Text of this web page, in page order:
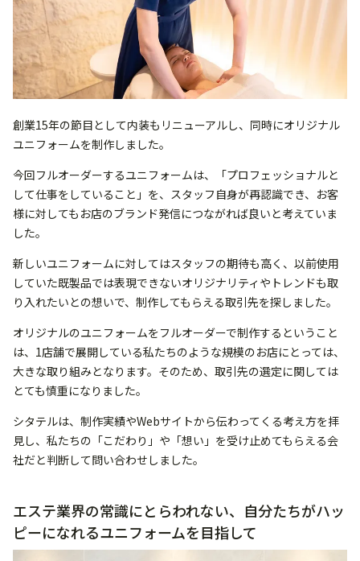
創業15年の節目として内装もリニューアルし、同時にオリジナル
ユニフォームを制作しました。
今回フルオーダーするユニフォームは、「プロフェッショナルと
して仕事をしていること」を、スタッフ自身が再認識でき、お客
様に対してもお店のブランド発信につながれば良いと考えていま
した。
新しいユニフォームに対してはスタッフの期待も高く、以前使用
していた既製品では表現できないオリジナリティやトレンドも取
り入れたいとの想いで、制作してもらえる取引先を探しました。
オリジナルのユニフォームをフルオーダーで制作するということ
は、1店舗で展開している私たちのような規模のお店にとっては、
大きな取り組みとなります。そのため、取引先の選定に関しては
とても慎重になりました。
シタテルは、制作実績やWebサイトから伝わってくる考え方を拝
見し、私たちの「こだわり」や「想い」を受け止めてもらえる会
社だと判断して問い合わせしました。
エステ業界の常識にとらわれない、自分たちがハッ
ピーになれるユニフォームを目指して